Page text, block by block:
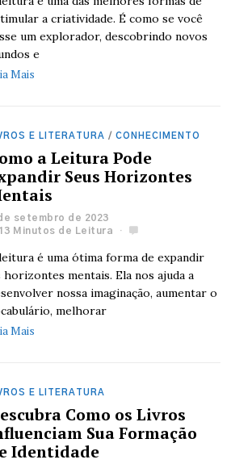
a criatividade. É como se você
um explorador, descobrindo novos
e
Mais
E LITERATURA / CONHECIMENTO
a Leitura Pode
Seus Horizontes
setembro de 2023
13 Minutos de Leitura
é uma ótima forma de expandir
horizontes mentais. Ela nos ajuda a
nossa imaginação, aumentar o
melhorar
Mais
E LITERATURA
Como os Livros
Sua Formação
Identidade